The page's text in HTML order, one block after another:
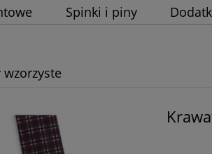
Spinki i piny
wzorzyste